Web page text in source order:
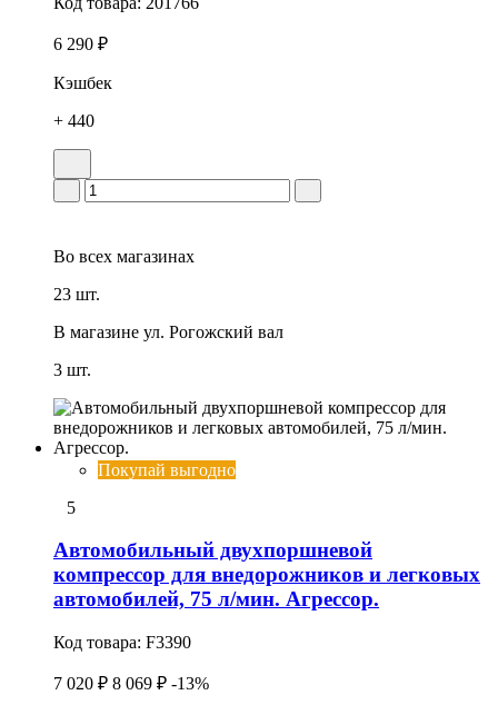
6 290 ₽
Кэшбек
+ 440
Во всех магазинах
23 шт.
В магазине ул. Рогожский вал
3 шт.
Покупай выгодно
5
Автомобильный двухпоршневой
компрессор для внедорожников и легковых
автомобилей, 75 л/мин. Агрессор.
Код товара: F3390
7 020 ₽ 8 069 ₽ -13%